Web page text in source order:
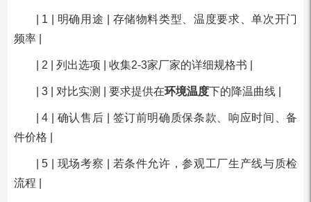
| 1 | 明确用途 | 存储物料类型、温度要求、单次开门
频率 |
| 2 | 列出选项 | 收集2-3家厂家的详细规格书 |
| 3 | 对比实测 | 要求提供在环境温度下的降温曲线 |
| 4 | 确认售后 | 签订前明确质保条款、响应时间、备
件价格 |
| 5 | 现场考察 | 若条件允许，参观工厂生产线与质检
流程 |